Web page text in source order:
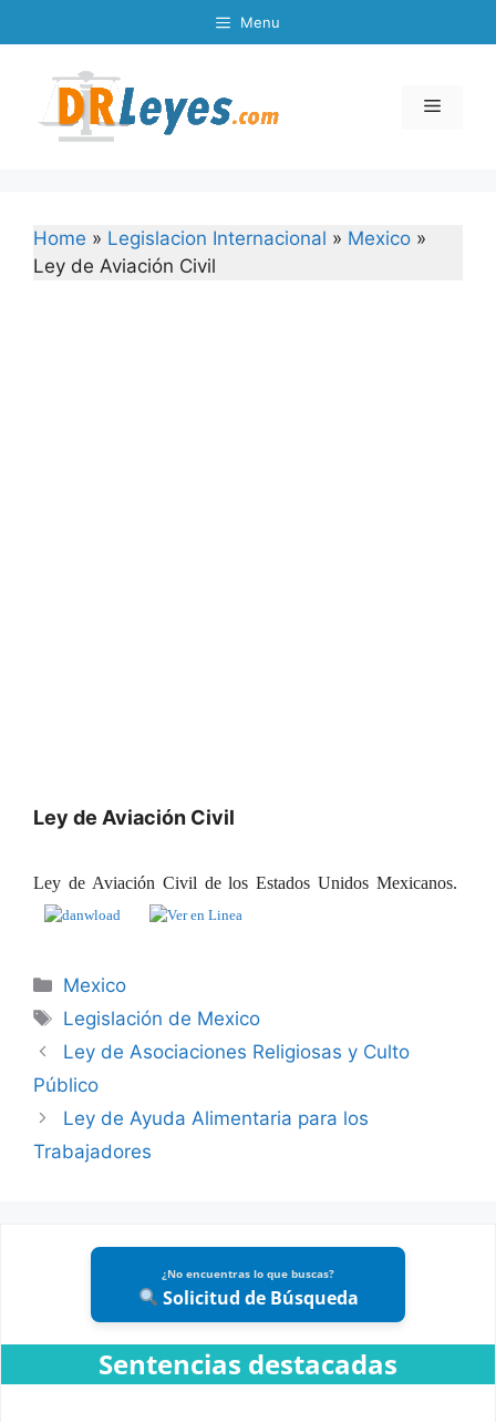
to
Menu
Menu
Home » Legislacion Internacional » Mexico »
Ley de Aviación Civil
Ley de Aviación Civil
Ley de Aviación Civil de los Estados Unidos Mexicanos.
Categories
Mexico
Tags
Legislación de Mexico
Ley de Asociaciones Religiosas y Culto
Público
Ley de Ayuda Alimentaria para los
Trabajadores
¿No encuentras lo que buscas?
Solicitud de Búsqueda
Sentencias destacadas